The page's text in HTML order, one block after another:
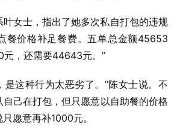
女士，指出了她多次私自打包的违规
餐价格补足餐费。五单总金额45653
元，还需要44643元。”
是这种行为太恶劣了。”陈女士说。不
己在打包，但只愿意以自助餐的价格
愿意再补1000元。